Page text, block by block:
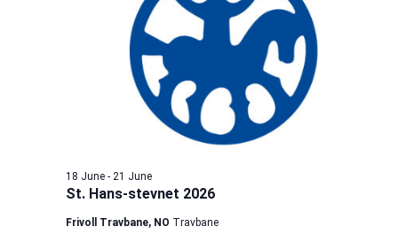
St. Hans-stevnet 2026
18 June- 21 June
Frivoll Travbane, NO Travbane